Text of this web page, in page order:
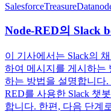
SalesforceTreasureData
Node-RED의 Slack
이 기사에서는 Slack의
하여 메시지를 게시하는
하는 방법을 설명합니다
RED를 사용한 Slack 챗
합니다. 한편, 다음 단계